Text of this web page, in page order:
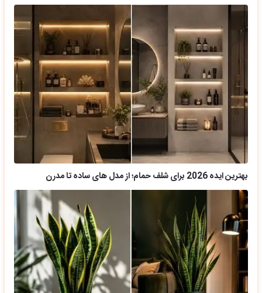
بهترین ایده 2026 برای شلف حمام؛ از مدل های ساده تا مدرن